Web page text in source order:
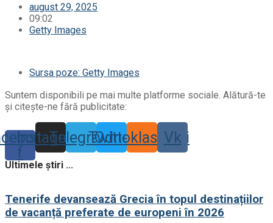
august 29, 2025
09:02
Getty Images
Sursa poze: Getty Images
Suntem disponibili pe mai multe platforme sociale. Alătură-te
și citește-ne fără publicitate:
f
Instagram
TelegramTwitter
Odnoklassniki
Vk
Ultimele știri ...
Tenerife devansează Grecia în topul destinațiilor
de vacanță preferate de europeni în 2026